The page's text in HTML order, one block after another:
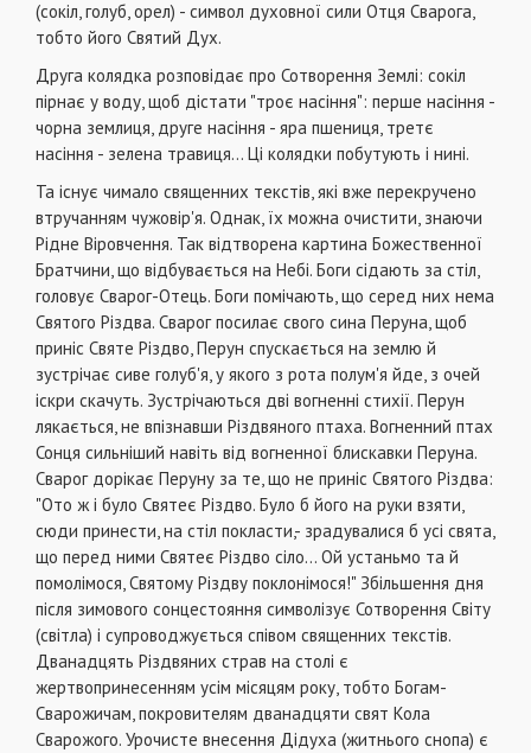
(сокіл, голуб, орел) - символ духовної сили Отця Сварога,
тобто його Святий Дух.
Друга колядка розповідає про Сотворення Зем­лі: сокіл
пірнає у воду, щоб дістати "троє насіння": перше насіння -
чорна землиця, друге насіння - яра пшениця, третє
насіння - зелена травиця... Ці ко­лядки побутують і нині.
Та існує чимало священних текстів, які вже перекручено
втручанням чужовір'я. Однак, їх можна очистити, знаючи
Рідне Віровчення. Так відтворена картина Божественної
Братчини, що від­бувається на Небі. Боги сідають за стіл,
головує Сварог-Отець. Боги помічають, що серед них не­ма
Святого Різдва. Сварог посилає свого сина Перуна, щоб
приніс Святе Різдво, Перун спускаєть­ся на землю й
зустрічає сиве голуб'я, у якого з рота полум'я йде, з очей
іскри скачуть. Зустріча­ються дві вогненні стихії. Перун
лякається, не впіз­навши Різдвяного птаха. Вогненний птах
Сонця сильніший навіть від вогненної блискавки Перу­на.
Сварог дорікає Перуну за те, що не приніс Свя­того Різдва:
"Ото ж і було Святеє Різдво. Було б його на руки взяти,
сюди принести, на стіл пок­ласти,- зрадувалися б усі свята,
що перед ними Святеє Різдво сіло... Ой устаньмо та й
помолімо­ся, Святому Різдву поклонімося!" Збільшення дня
після зимового сонцестояння символізує Сотворення Світу
(світла) і супроводжується співом свя­щенних текстів.
Дванадцять Різдвяних страв на столі є
жертвопринесенням усім місяцям року, тоб­то Богам-
Сварожичам, покровителям дванадцяти свят Кола
Сварожого. Урочисте внесення Дідуха (житнього снопа) є